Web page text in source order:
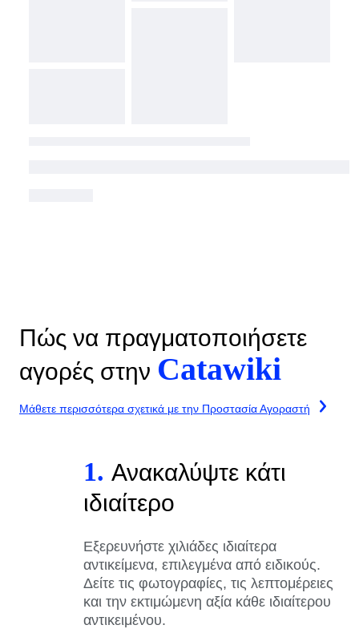
Πώς να πραγματοποιήσετε
αγορές στην Catawiki
Μάθετε περισσότερα σχετικά με την Προστασία Αγοραστή
1. Ανακαλύψτε κάτι
ιδιαίτερο
Εξερευνήστε χιλιάδες ιδιαίτερα
αντικείμενα, επιλεγμένα από ειδικούς.
Δείτε τις φωτογραφίες, τις λεπτομέρειες
και την εκτιμώμενη αξία κάθε ιδιαίτερου
αντικειμένου.